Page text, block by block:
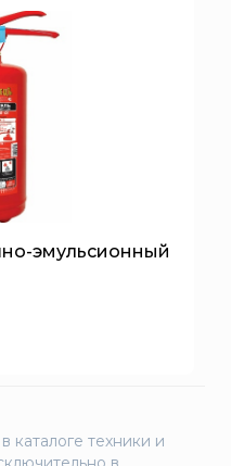
эмульсионный
техники и